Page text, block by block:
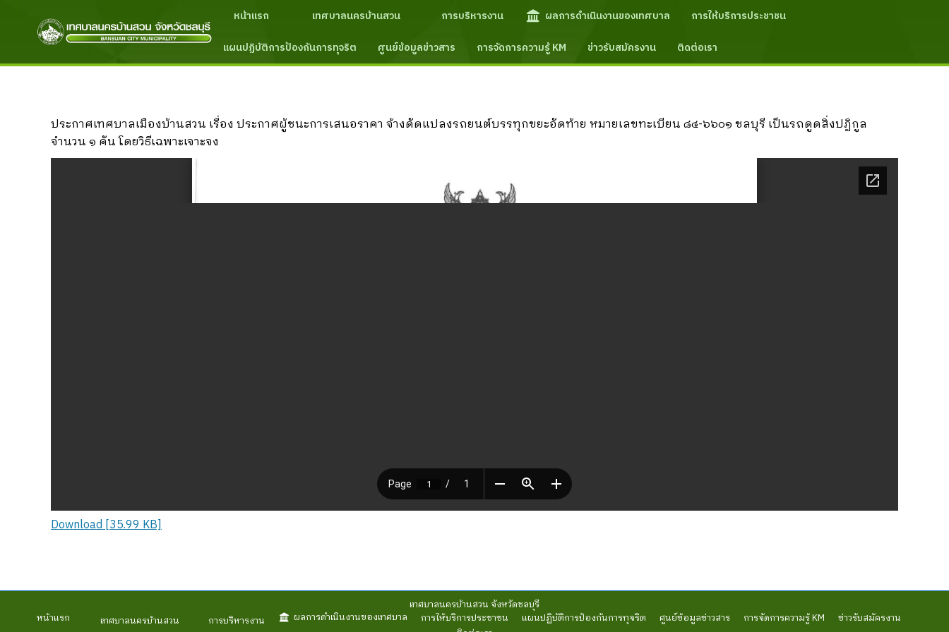
หน้าแรก เทศบาลนครบ้านสวน การบริหารงาน ผลการดำเนินงานของเทศบาล
การให้บริการประชาชน
แผนปฏิบัติการป้องกันการทุจริต
ศูนย์ข้อมูลข่าวสาร การจัดการความรู้ KM ข่าวรับสมัครงาน ติดต่อเรา
ประกาศเทศบาลเมืองบ้านสวน เรื่อง ประกาศผู้ชนะการเสนอราคา จ้างดัดแปลงรถยนต์บรรทุกขยะอัดท้าย หมายเลขทะเบียน ๘๔-๖๖๐๑ ชลบุรี เป็นรถดูดสิ่งปฏิกูล
จำนวน ๑ คัน โดยวิธีเฉพาะเจาะจง
Download [35.99 KB]
เทศบาลนครบ้านสวน จังหวัดชลบุรี
หน้าแรก
เทศบาลนครบ้านสวน การบริหารงาน ผลการดำเนินงานของเทศบาล การให้บริการประชาชน แผนปฏิบัติการป้องกันการทุจริต ศูนย์ข้อมูลข่าวสาร การจัดการความรู้ KM
ข่าวรับสมัครงาน